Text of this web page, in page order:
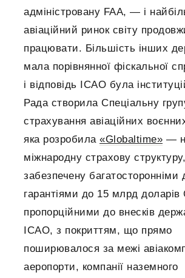
адміністровану FAA, — і
авіаційний ринок світу
працювати. Більшість інших
мала порівнянної фіскальної
і відповідь ICAO була
Рада створила Спеціальну
страхування авіаційних
яка розробила «Globaltime» —
міжнародну страхову структуру,
забезпечену
гарантіями до 15 млрд
пропорційними до внесків
ICAO, з покриттям, що прямо
поширювалося за межі
аеропорти, компанії наземного